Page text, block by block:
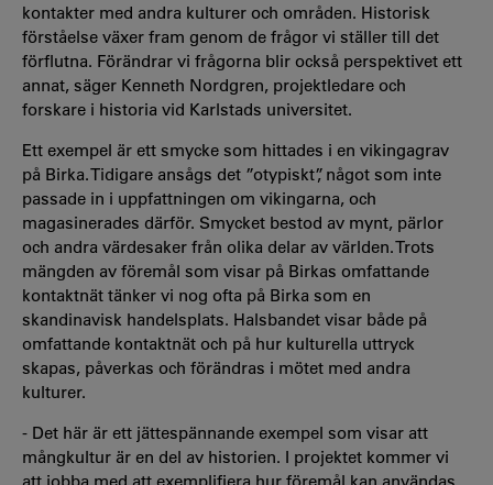
kontakter med andra kulturer och områden. Historisk
förståelse växer fram genom de frågor vi ställer till det
förflutna. Förändrar vi frågorna blir också perspektivet ett
annat, säger Kenneth Nordgren, projektledare och
forskare i historia vid Karlstads universitet.
Ett exempel är ett smycke som hittades i en vikingagrav
på Birka. Tidigare ansågs det ”otypiskt”, något som inte
passade in i uppfattningen om vikingarna, och
magasinerades därför. Smycket bestod av mynt, pärlor
och andra värdesaker från olika delar av världen. Trots
mängden av föremål som visar på Birkas omfattande
kontaktnät tänker vi nog ofta på Birka som en
skandinavisk handelsplats. Halsbandet visar både på
omfattande kontaktnät och på hur kulturella uttryck
skapas, påverkas och förändras i mötet med andra
kulturer.
- Det här är ett jättespännande exempel som visar att
mångkultur är en del av historien. I projektet kommer vi
att jobba med att exemplifiera hur föremål kan användas